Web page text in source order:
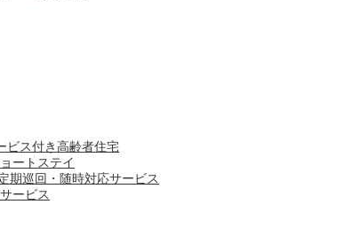
ビス付き高齢者住宅
ートステイ
期巡回・随時対応サービス
ービス